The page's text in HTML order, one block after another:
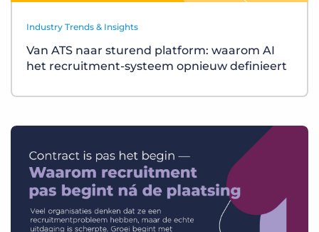
Industry Trends & Insights
Van ATS naar sturend platform: waarom AI
het recruitment-systeem opnieuw definieert